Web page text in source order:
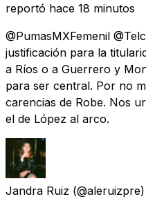
reportó hace 18 minutos
@PumasMXFemenil
justificación para la
a Ríos o a Guerrero y
para ser central. Por no
carencias de Robe. Nos
el de López al arco.
Jandra Ruiz